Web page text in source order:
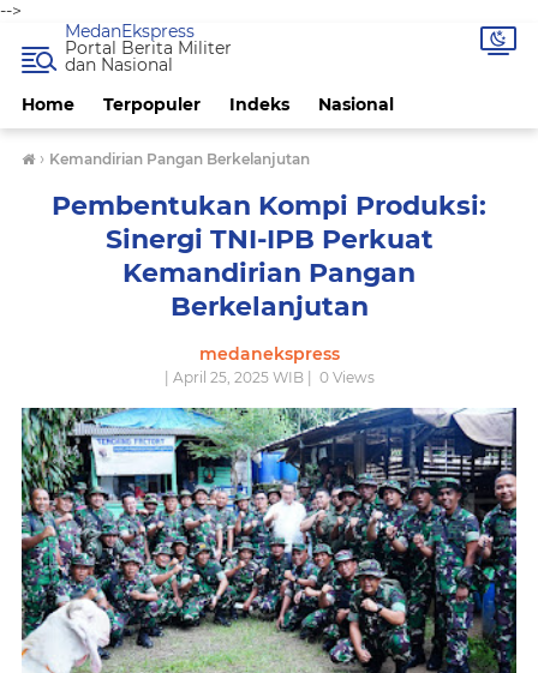
-->
Home Terpopuler Indeks Nasional
MedanEkspress
Portal Berita Militer
dan Nasional
› Kemandirian Pangan Berkelanjutan
Pembentukan Kompi Produksi:
Sinergi TNI-IPB Perkuat
Kemandirian Pangan
Berkelanjutan
medanekspress
| April 25, 2025 WIB | 0Views